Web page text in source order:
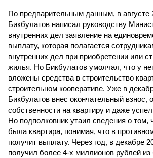
По предварительным данным, в августе
Бикбулатов написал руководству
внутренних дел заявление на
выплату, которая полагается
внутренних дел при приобретении или
жилья. Но Бикбулатов умолчал, что у
вложены средства в строительство
строительном кооперативе. Уже в
Бикбулатов внес окончательный взнос,
собственности на квартиру и даже
Но подполковник утаил сведения о том,
была квартира, понимая, что в
получит выплату. Через год, в декабре
получил более 4-х миллионов рублей